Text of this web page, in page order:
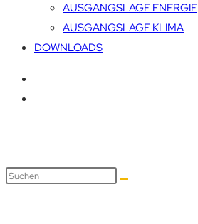
AUSGANGSLAGE ENERGIE
AUSGANGSLAGE KLIMA
DOWNLOADS